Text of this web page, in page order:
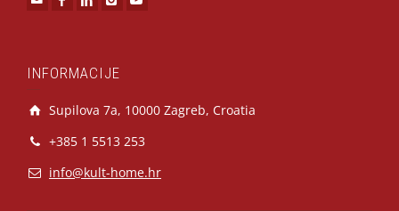
INFORMACIJE
Supilova 7a, 10000 Zagreb, Croatia
+385 1 5513 253
info@kult-home.hr